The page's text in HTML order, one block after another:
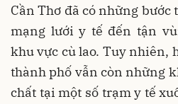
Cần Thơ đã có những
mạng lưới y tế đến tận
khu vực cù lao. Tuy nhiên,
thành phố vẫn còn những
chất tại một số trạm y tế